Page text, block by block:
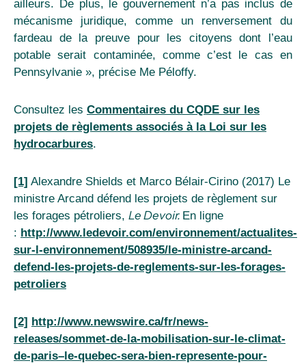
ailleurs. De plus, le gouvernement n’a pas inclus de
mécanisme juridique, comme un renversement du
fardeau de la preuve pour les citoyens dont l’eau
potable serait contaminée, comme c’est le cas en
Pennsylvanie », précise Me Péloffy.
Consultez les Commentaires du CQDE sur les
projets de règlements associés à la Loi sur les
hydrocarbures.
[1] Alexandre Shields et Marco Bélair-Cirino (2017) Le
ministre Arcand défend les projets de règlement sur
les forages pétroliers, Le Devoir. En ligne
: http://www.ledevoir.com/environnement/actualites-
sur-l-environnement/508935/le-ministre-arcand-
defend-les-projets-de-reglements-sur-les-forages-
petroliers
[2] http://www.newswire.ca/fr/news-
releases/sommet-de-la-mobilisation-sur-le-climat-
de-paris–le-quebec-sera-bien-represente-pour-